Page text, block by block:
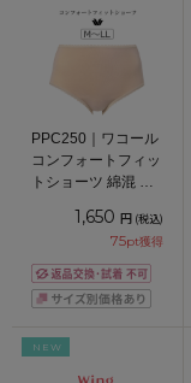
PPC250｜ワコール
コンフォートフィッ
トショーツ 綿混 ス
はきこみ丈 ふかめ
1,650 円 (税込)
75pt獲得
NEW